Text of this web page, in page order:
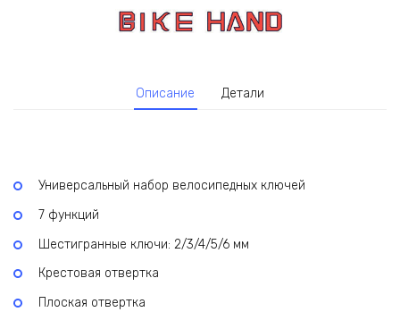
Описание Детали
Универсальный набор велосипедных ключей
7 функций
Шестигранные ключи: 2/3/4/5/6 мм
Крестовая отвертка
Плоская отвертка